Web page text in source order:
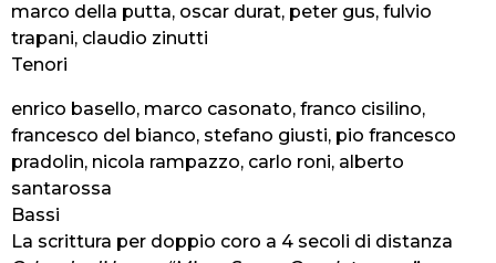
marco della putta, oscar durat, peter gus, fulvio
trapani, claudio zinutti
Tenori
enrico basello, marco casonato, franco cisilino,
francesco del bianco, stefano giusti, pio francesco
pradolin, nicola rampazzo, carlo roni, alberto
santarossa
Bassi
La scrittura per doppio coro a 4 secoli di distanza